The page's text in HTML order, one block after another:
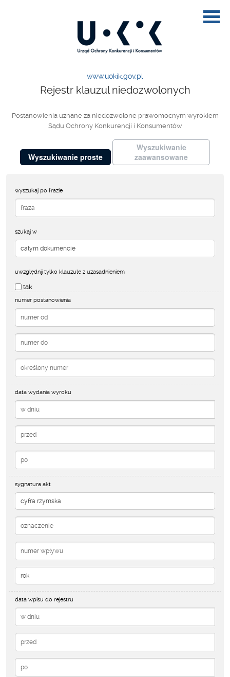
www.uokik.gov.pl
Rejestr klauzul niedozwolonych
Postanowienia uznane za niedozwolone prawomocnym wyrokiem
Sądu Ochrony Konkurencji i Konsumentów
Wyszukiwanie proste
Wyszukiwanie
zaawansowane
wyszukaj po frazie
szukaj w
uwzględnij tylko klauzule z uzasadnieniem
tak
numer postanowienia
data wydania wyroku
sygnatura akt
data wpisu do rejestru